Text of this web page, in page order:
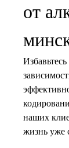
от
наших
жизнь уже